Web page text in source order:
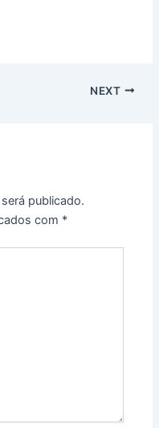
NEXT
publicado.
com *